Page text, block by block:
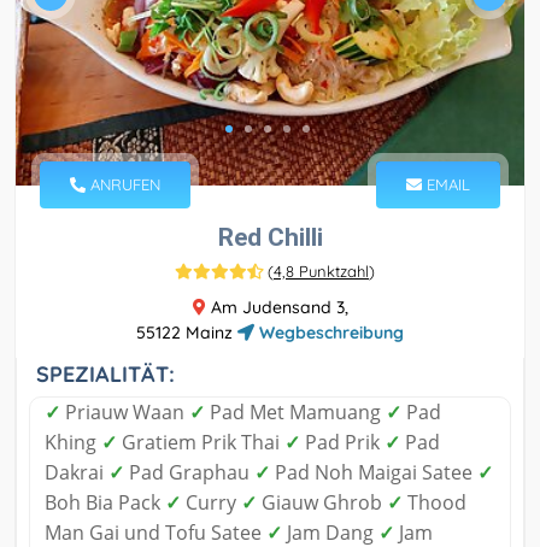
ANRUFEN EMAIL
Red Chilli
(4,8 Punktzahl)
Am Judensand 3,
55122 Mainz
Wegbeschreibung
SPEZIALITÄT:
✓ Priauw Waan ✓ Pad Met Mamuang ✓ Pad
Khing ✓ Gratiem Prik Thai ✓ Pad Prik ✓ Pad
Dakrai ✓ Pad Graphau ✓ Pad Noh Maigai Satee ✓
Boh Bia Pack ✓ Curry ✓ Giauw Ghrob ✓ Thood
Man Gai und Tofu Satee ✓ Jam Dang ✓ Jam